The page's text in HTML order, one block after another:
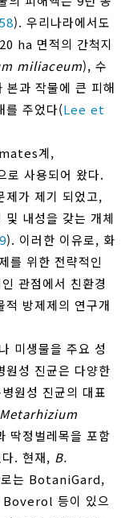
). 우리나라에서도
ha 면적의 간척지
miliaceum), 수
본과 작물에 큰 피해
를 주었다(Lee et
계,
사용되어 왔다.
제가 제기 되었고,
및 내성을 갖는 개체
). 이러한 이유로, 화
를 위한 전략적인
관점에서 친환경
적 방제제의 연구개
미생물을 주요 성
원성 진균은 다양한
원성 진균의 대표
Metarhizium
딱정벌레목을 포함
. 현재, B.
로는 BotaniGard,
등이 있으